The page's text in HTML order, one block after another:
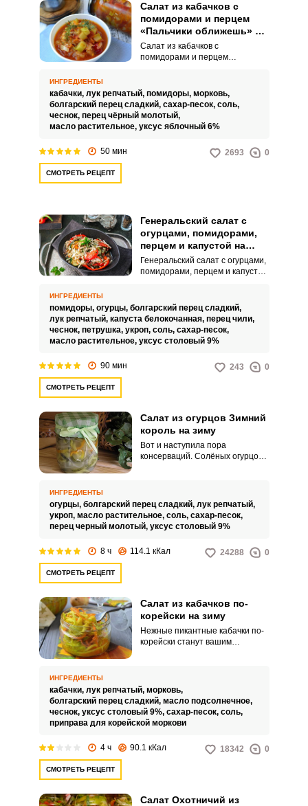
Салат из кабачков с
помидорами и перцем
«Пальчики оближешь» на
зиму
Салат из кабачков с
помидорами и перцем
аппетитное угощение для
вашего стола. Такой салат
можно подавать к горячим
гарнирам, мясным, рыбным
ИНГРЕДИЕНТЫ
кабачки, лук репчатый, помидоры, морковь,
болгарский перец сладкий, сахар-песок, соль,
чеснок, перец чёрный молотый,
масло растительное, уксус яблочный 6%
50 мин 2693 0
СМОТРЕТЬ РЕЦЕПТ
Генеральский салат с
огурцами, помидорами,
перцем и капустой на
зиму
Генеральский салат с огурцами,
помидорами, перцем и капустой
стол богатым вельможам. Только
благодаря сбалансированному
сочетанию овощей и зелени,
салат приобретает свои
ИНГРЕДИЕНТЫ
помидоры, огурцы, болгарский перец сладкий,
лук репчатый, капуста белокочанная, перец чили,
чеснок, петрушка, укроп, соль, сахар-песок,
масло растительное, уксус столовый 9%
90 мин 243 0
СМОТРЕТЬ РЕЦЕПТ
Салат из огурцов Зимний
король на зиму
Вот и наступила пора
консерваций. Солёных огурцов
ИНГРЕДИЕНТЫ
огурцы, болгарский перец сладкий, лук репчатый,
укроп, масло растительное, соль, сахар-песок,
перец черный молотый, уксус столовый 9%
8 ч 114.1 кКал 24288 0
СМОТРЕТЬ РЕЦЕПТ
Салат из кабачков по-
корейски на зиму
Нежные пикантные кабачки по-
корейски станут вашим
ИНГРЕДИЕНТЫ
кабачки, лук репчатый, морковь,
болгарский перец сладкий, масло подсолнечное,
чеснок, уксус столовый 9%, сахар-песок, соль,
приправа для корейской моркови
4 ч 90.1 кКал 18342 0
СМОТРЕТЬ РЕЦЕПТ
Салат Охотничий из